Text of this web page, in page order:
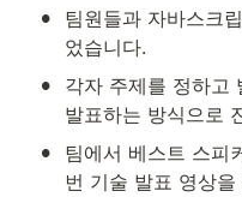
•
팀원들과 자바스크
었습니다.
•
각자 주제를 정하고
발표하는 방식으로
•
팀에서 베스트 스피
번 기술 발표 영상